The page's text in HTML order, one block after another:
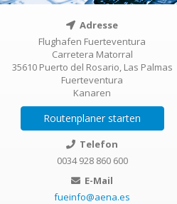
Adresse
Flughafen Fuerteventura
Carretera Matorral
35610 Puerto del Rosario, Las Palmas
Fuerteventura
Kanaren
Routenplaner starten
Telefon
0034 928 860 600
E-Mail
fueinfo@aena.es